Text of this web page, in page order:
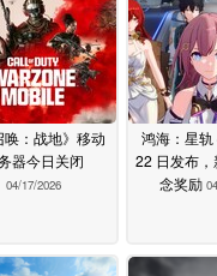
唤：战地》移动
器今日关闭
04/17/2026
鸿海：星轨
22 日发布
念奖励